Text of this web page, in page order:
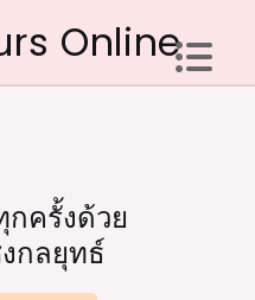
Online
ครั้งด้วย
กลยุทธ์